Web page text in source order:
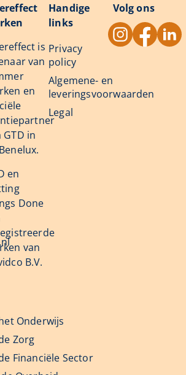
is
van
en
GTD in
en
Done
van
B.V.
Handige
links
Privacy
policy
Algemene- en
leveringsvoorwaarden
Legal
Volg ons
Onderwijs
Zorg
Financiële Sector